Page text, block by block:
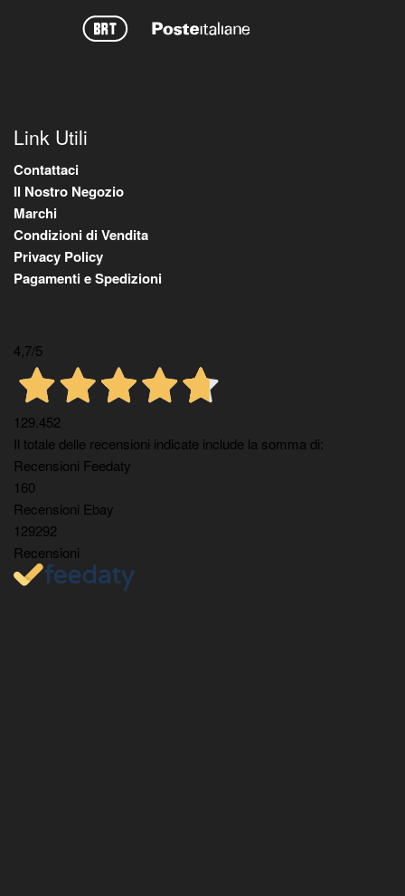
Link Utili
Contattaci
Il Nostro Negozio
Marchi
Condizioni di Vendita
Privacy Policy
Pagamenti e Spedizioni
4,7/5
129.452
Il totale delle recensioni indicate include la somma di:
Recensioni Feedaty
160
Recensioni Ebay
129292
Recensioni